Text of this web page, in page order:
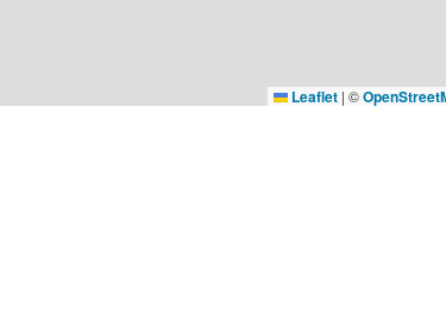
Leaflet | ©